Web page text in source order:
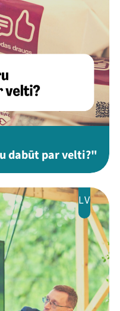
TikTok
dabūt par velti?"
LV